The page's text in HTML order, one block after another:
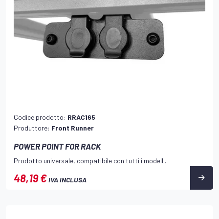
Codice prodotto: RRAC165
Produttore: Front Runner
POWER POINT FOR RACK
Prodotto universale, compatibile con tutti i modelli.
48,19 €IVA INCLUSA